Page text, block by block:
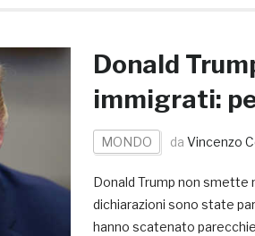
Donald
immigrati:
MONDO da Vincenzo
Donald Trump non smette
dichiarazioni sono state
hanno scatenato